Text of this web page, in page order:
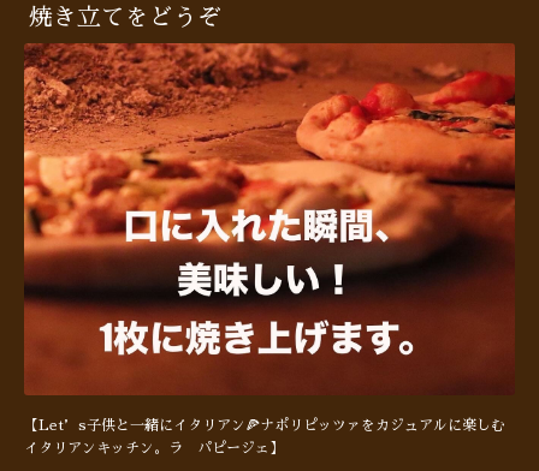
焼き立てをどうぞ
【Let’s子供と一緒にイタリアン🍕ナポリピッツァをカジュアルに楽しむ
イタリアンキッチン。ラ パピージェ】